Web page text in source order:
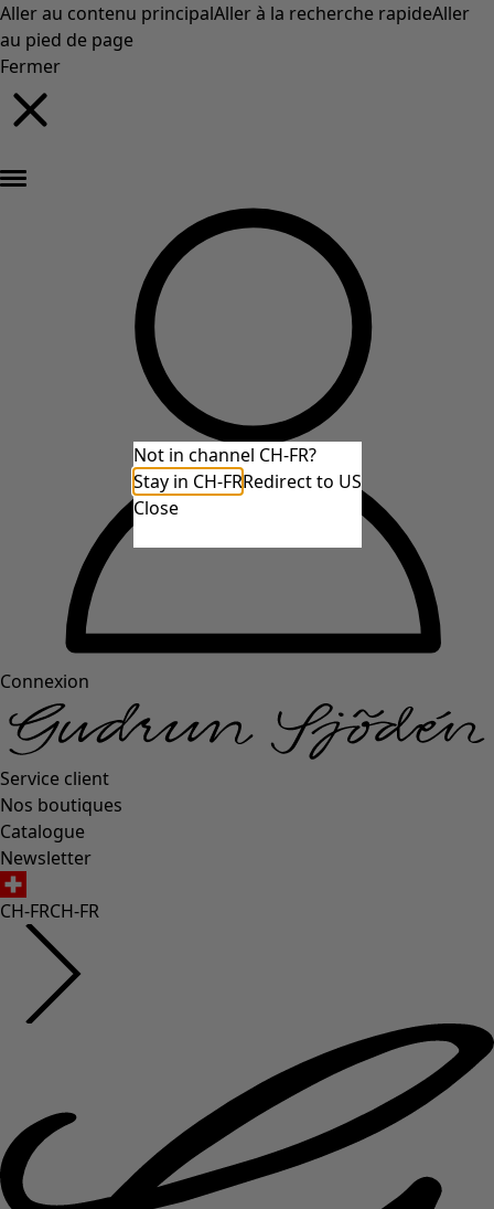
Aller au contenu principalAller à la recherche rapideAller
au pied de page
Fermer
Connexion
Service client
Nos boutiques
Catalogue
Newsletter
CH-FRCH-FR
Not in channel CH-FR?
Stay in CH-FRRedirect to US
Close